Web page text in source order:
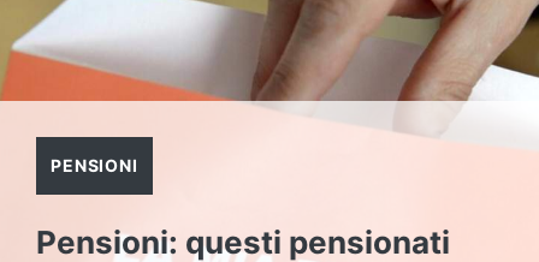
PENSIONI
Pensioni: questi pensionati